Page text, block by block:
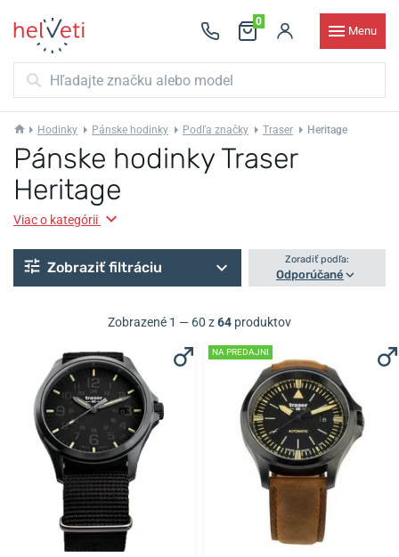
0
Menu
Hodinky Pánske hodinky Podľa značky Traser Heritage
Pánske hodinky Traser
Heritage
Viac o kategórii
Zobraziť filtráciu Zoradiť podľa:
Odporúčané
Zobrazené 1 — 60 z64 produktov
NA PREDAJNI